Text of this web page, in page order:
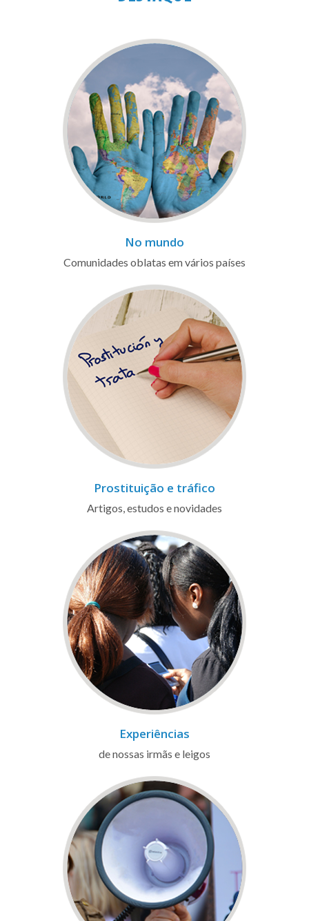
No mundo
Comunidades oblatas em vários países
Prostituição e tráfico
Artigos, estudos e novidades
Experiências
de nossas irmãs e leigos